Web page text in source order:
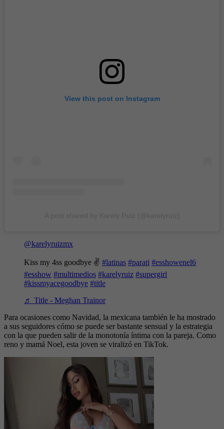
View this post on Instagram
@karelyruizmx
Kiss my 4ss goodbye ✌️ #latinas #parati #esshowenel6
#esshow #multimedios #karelyruiz #supergirl
#kissmyacegoodbye #title
♬ Title - Meghan Trainor
Para ocasiones como Navidad, la mexicana también le ha mostrado
a sus seguidores cómo se puede ser bastante sensual y la estrategia
con la que pueden salir de la monotonía íntima con la pareja. Como
reno y mamá Noel, esta joven se viralizó en TikTok.